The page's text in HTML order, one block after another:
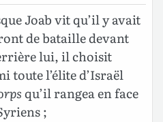
Joab vit qu’il y avait
de bataille devant
lui, il choisit
toute l’élite d’Israël
qu’il rangea en face
;